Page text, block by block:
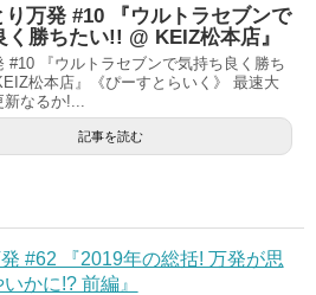
り万発 #10 『ウルトラセブンで
く勝ちたい!! @ KEIZ松本店』
#10 『ウルトラセブンで気持ち良く勝ち
松本店』《ぴーすとらいく》 最速大
なるか!...
記事を読む
#62 『2019年の総括! 万発が思
かに!? 前編』